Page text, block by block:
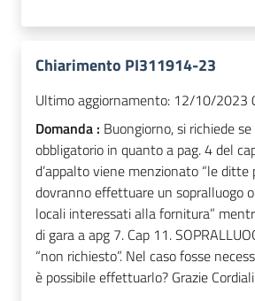
Chiarimento PI311914-23
Ultimo aggiornamento: 12/10/2023
Domanda : Buongiorno, si richiede
obbligatorio in quanto a pag. 4 del
d’appalto viene menzionato “le
dovranno effettuare un sopralluogo
locali interessati alla fornitura”
di gara a apg 7. Cap 11.
“non richiesto”. Nel caso fosse
è possibile effettuarlo? Grazie